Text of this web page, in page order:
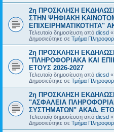
2η ΠΡΟΣΚΛΗΣΗ
ΣΤΗΝ ΨΗΦΙΑΚΗ
ΕΠΙΧΕΙΡΗΜΑΤΙΚΟΤΗΤΑ"
Τελευταία δημοσίευση από dicsd «
Δημοσιεύτηκε σε Τμήμα
2η ΠΡΟΣΚΛΗΣΗ
"ΠΛΗΡΟΦΟΡΙΑΚΑ ΚΑΙ
ΕΤΟΥΣ 2026-2027
Τελευταία δημοσίευση από dicsd «
Δημοσιεύτηκε σε Τμήμα
2η ΠΡΟΣΚΛΗΣΗ
"ΑΣΦΑΛΕΙΑ
ΣΥΣΤΗΜΑΤΩΝ" ΑΚΑΔ.
Τελευταία δημοσίευση από dicsd «
Δημοσιεύτηκε σε Τμήμα